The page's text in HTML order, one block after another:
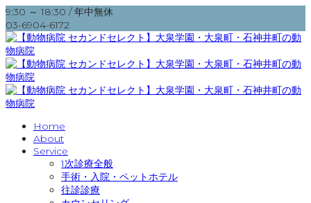
9:30 ～ 18:30 / 年中無休
03-6904-6172
Home
About
Service
1次診療全般
手術・入院・ペットホテル
往診診療